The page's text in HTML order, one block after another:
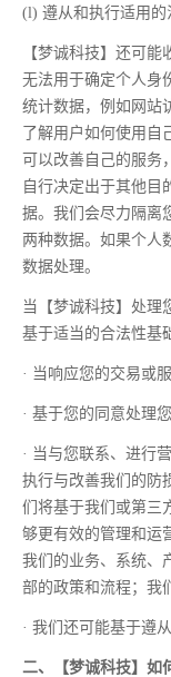
(l) 遵从和执行适用的
【梦诚科技】还可
无法用于确定个人身
统计数据，例如网站
了解用户如何使用自
可以改善自己的服务
自行决定出于其他目
据。我们会尽力隔离
两种数据。如果个人
数据处理。
当【梦诚科技】处理
基于适当的合法性基
· 当响应您的交易或
· 基于您的同意处理
· 当与您联系、进行
执行与改善我们的防
们将基于我们或第三
够更有效的管理和运
我们的业务、系统、
部的政策和流程；我
· 我们还可能基于遵
二、【梦诚科技】如